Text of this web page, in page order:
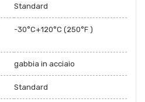
Standard
-30°C+120°C (250°F )
gabbia in acciaio
Standard